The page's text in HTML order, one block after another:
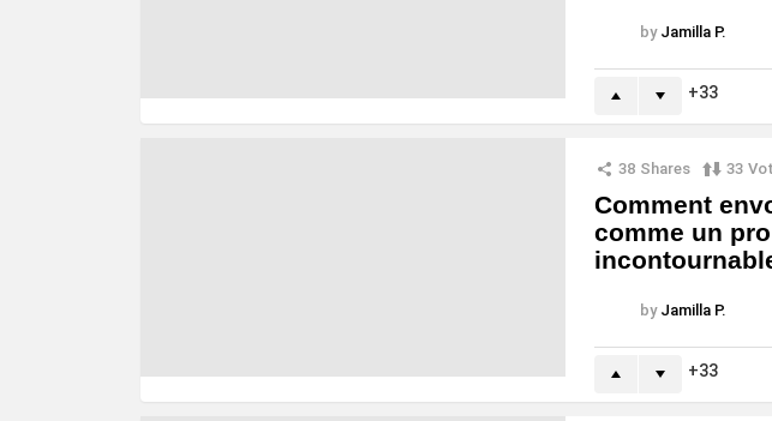
by Jamilla P.
33
38 Shares 33
Comment
comme un
by Jamilla P.
33